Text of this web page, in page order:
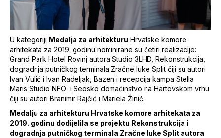
U kategoriji Medalja za arhitekturu Hrvatske komore
arhitekata za 2019. godinu nominirane su četiri realizacije:
Grand Park Hotel Rovinj autora Studio 3LHD, Rekonstrukcija,
dogradnja putničkog terminala Zračne luke Split čiji su autori
Ivan Vulić i Ivan Radeljak, Bazen i recepcija kampa Stella
Maris Studio NFO i Seosko domaćinstvo na Hartovskom vrhu
čiji su autori Branimir Rajčić i Mariela Žinić.
Medalju za arhitekturu Hrvatske komore arhitekata za
2019. godinu dodijelila se projektu Rekonstrukcija i
dogradnja putničkog terminala Zračne luke Split autora